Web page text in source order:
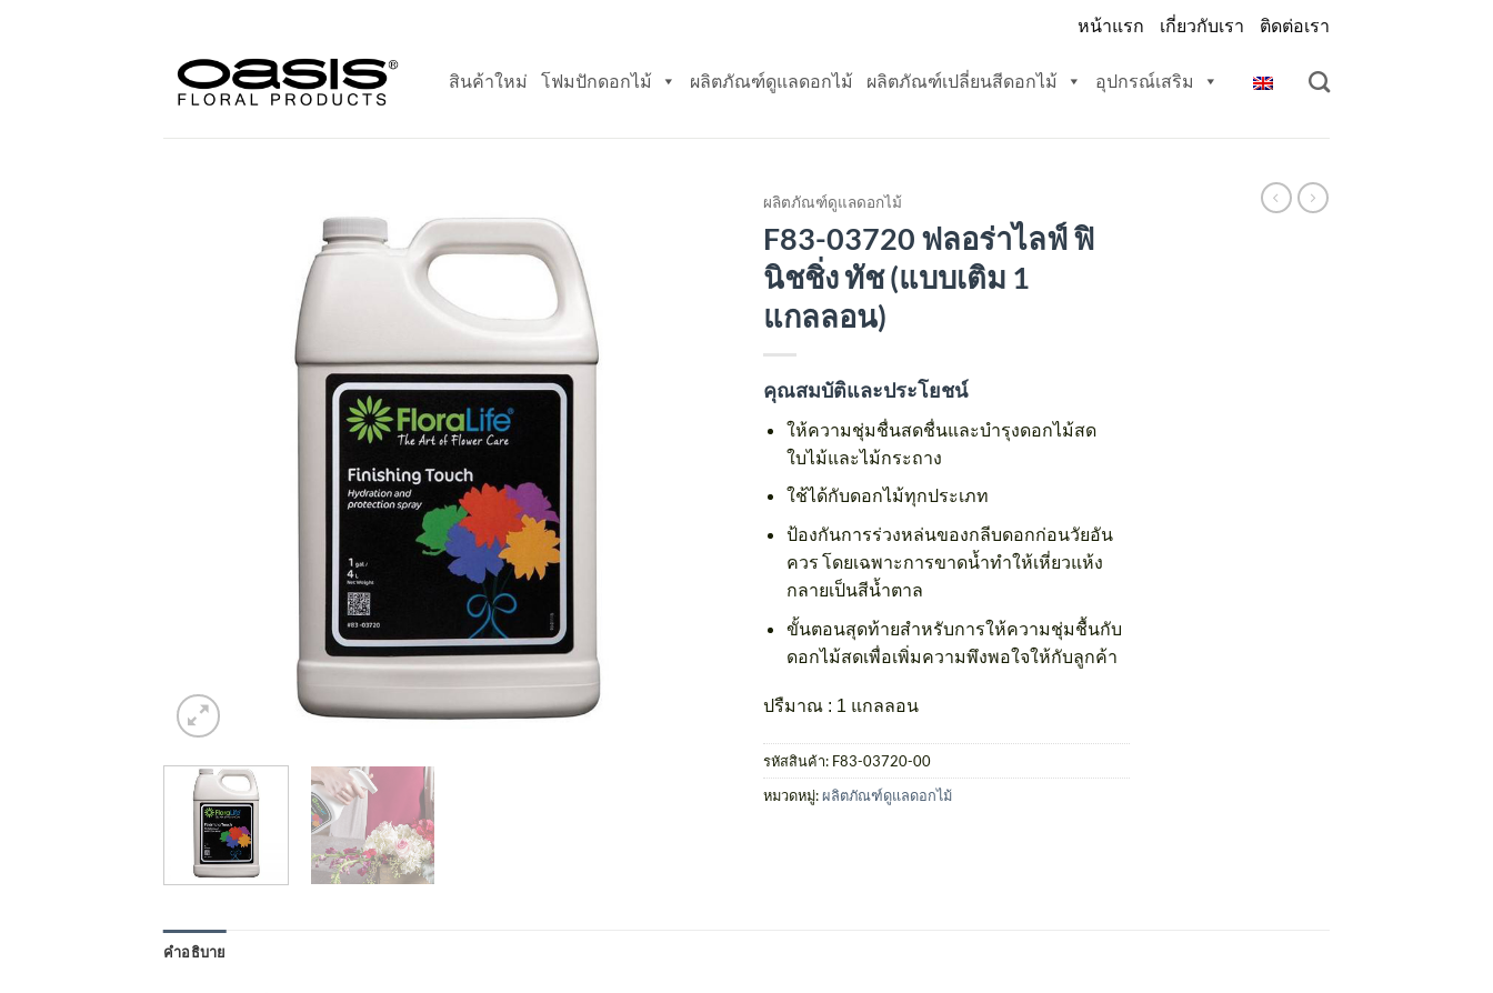
หน้าแรก เกี่ยวกับเรา ติดต่อเรา
สินค้าใหม่ โฟมปักดอกไม้ ผลิตภัณฑ์ดูแลดอกไม้ ผลิตภัณฑ์เปลี่ยนสีดอกไม้ อุปกรณ์เสริม
ผลิตภัณฑ์ดูแลดอกไม้
F83-03720 ฟลอร่าไลฟ์ ฟิ
นิชชิ่ง ทัช (แบบเติม 1
แกลลอน)
คุณสมบัติและประโยชน์
ให้ความชุ่มชื่นสดชื่นและบำรุงดอกไม้สด
ใบไม้และไม้กระถาง
ใช้ได้กับดอกไม้ทุกประเภท
ป้องกันการร่วงหล่นของกลีบดอกก่อนวัยอัน
ควร โดยเฉพาะการขาดน้ำทำให้เหี่ยวแห้ง
กลายเป็นสีน้ำตาล
ขั้นตอนสุดท้ายสำหรับการให้ความชุ่มชื้นกับ
ดอกไม้สดเพื่อเพิ่มความพึงพอใจให้กับลูกค้า
ปรืมาณ : 1 แกลลอน
รหัสสินค้า: F83-03720-00
หมวดหมู่:ผลิตภัณฑ์ดูแลดอกไม้
คำอธิบาย